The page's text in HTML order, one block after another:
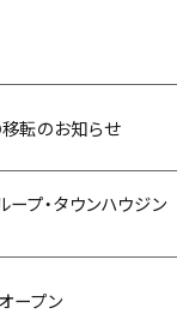
転のお知らせ
プ・タウンハウジン
ープン